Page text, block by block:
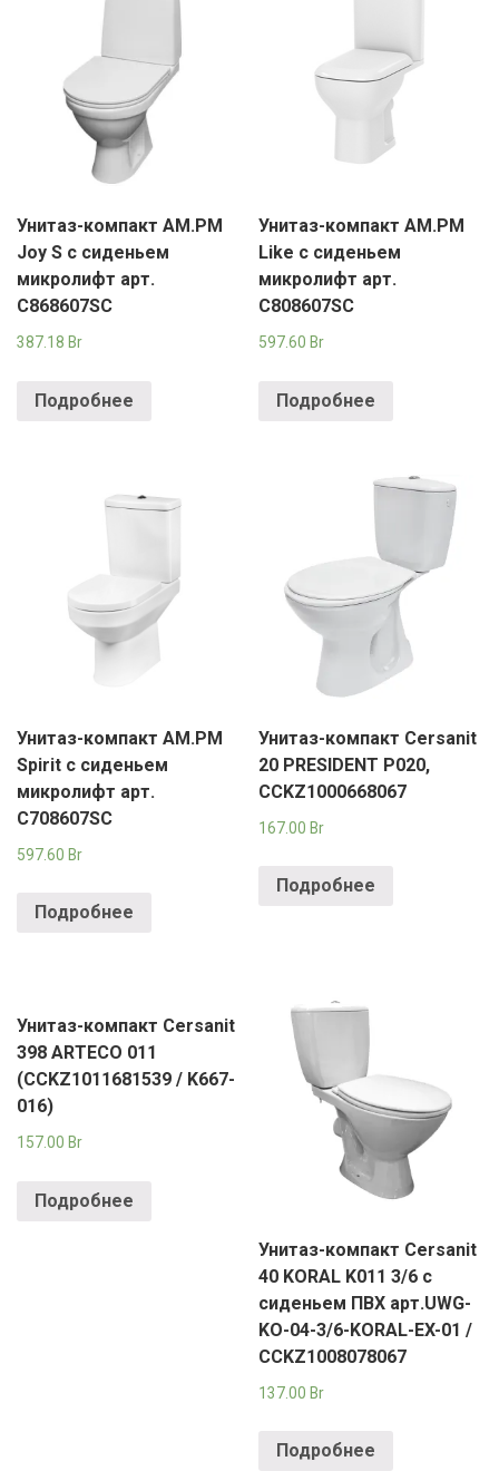
Унитаз-компакт AM.PM
Joy S с сиденьем
микролифт арт.
C868607SC
387.18 Br
Подробнее
Унитаз-компакт AM.PM
Like с сиденьем
микролифт арт.
C808607SC
597.60 Br
Подробнее
Унитаз-компакт AM.PM
Spirit с сиденьем
микролифт арт.
C708607SC
597.60 Br
Подробнее
Унитаз-компакт Cersanit
20 PRESIDENT P020,
CCKZ1000668067
167.00Br
Подробнее
Унитаз-компакт Cersanit
398 ARTECO 011
(CCKZ1011681539 / K667-
016)
157.00 Br
Подробнее
Унитаз-компакт Cersanit
40 KORAL K011 3/6 с
сиденьем ПВХ арт.UWG-
KO-04-3/6-KORAL-EX-01 /
CCKZ1008078067
137.00Br
Подробнее